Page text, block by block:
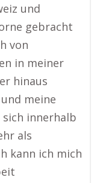
und
gebracht
von
in meiner
hinaus
meine
sich innerhalb
als
kann ich mich